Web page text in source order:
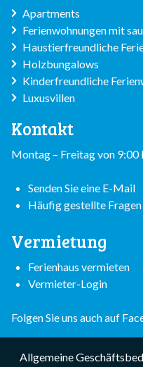
Apartments
Ferienwohnungen mit
Haustierfreundliche
Holzbungalows
Kinderfreundliche
Luxusvillen
Kontakt
Montag – Freitag von 9:00
Senden Sie eine E-Mail
Häufig gestellte Fragen
Vermietung
Ferienhaus vermieten
Vermieter-Login
Folgen Sie uns auch auf
Allgemeine